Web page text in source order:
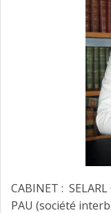
L’AIDE
FAIRE DESIGNER UN
CABINET : SELARL
PAU (société